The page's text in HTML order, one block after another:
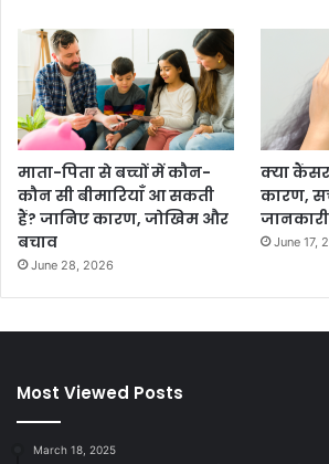
माता-पिता से बच्चों में कौन-
कौन सी बीमारियाँ आ सकती
हैं? जानिए कारण, जोखिम और
बचाव
June 28, 2026
क्या
कारण,
जानकारी
June 17,
Most Viewed Posts
March 18, 2025